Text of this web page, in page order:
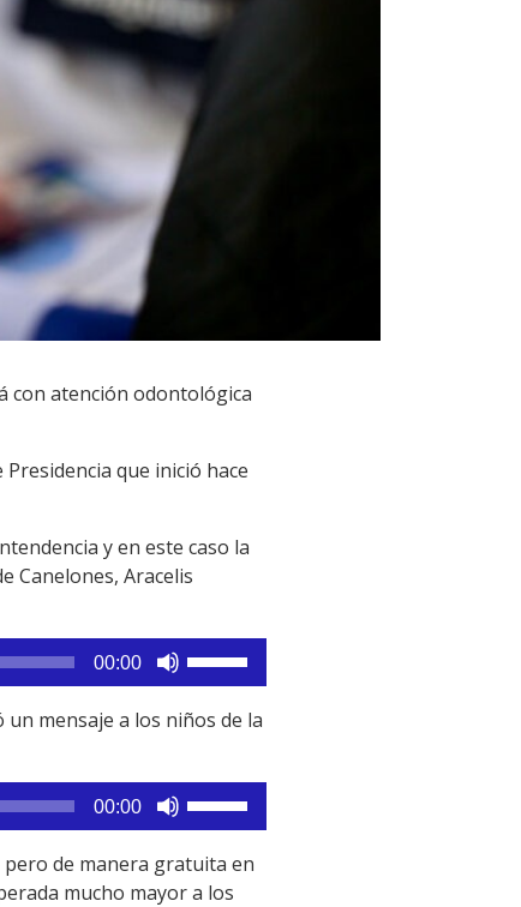
con atención odontológica
que inició hace
y en este caso la
Canelones, Aracelis
00:00
teclas
aumentar
mensaje a los niños de la
00:00
teclas
de manera gratuita en
mucho mayor a los